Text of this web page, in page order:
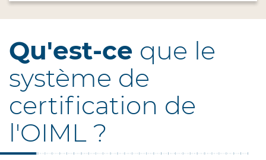
Qu'est-ce que le
système de
certification de
l'OIML ?